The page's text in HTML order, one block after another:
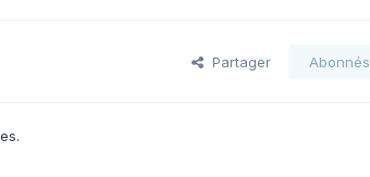
Partager Abonnés